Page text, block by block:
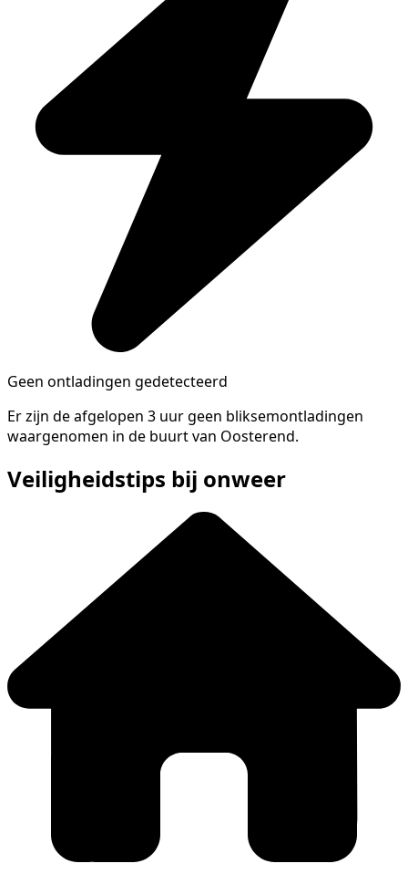
Geen ontladingen gedetecteerd
Er zijn de afgelopen 3 uur geen bliksemontladingen
waargenomen in de buurt van Oosterend.
Veiligheidstips bij onweer